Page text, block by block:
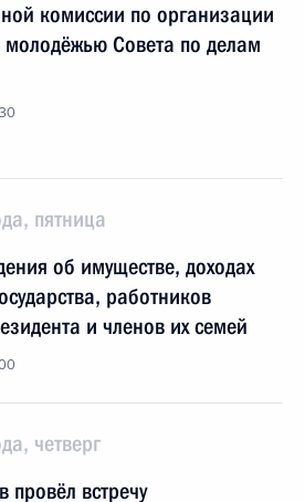
комиссии по организации
молодёжью Совета по делам
пятница
об имуществе, доходах
работников
и членов их семей
четверг
провёл встречу